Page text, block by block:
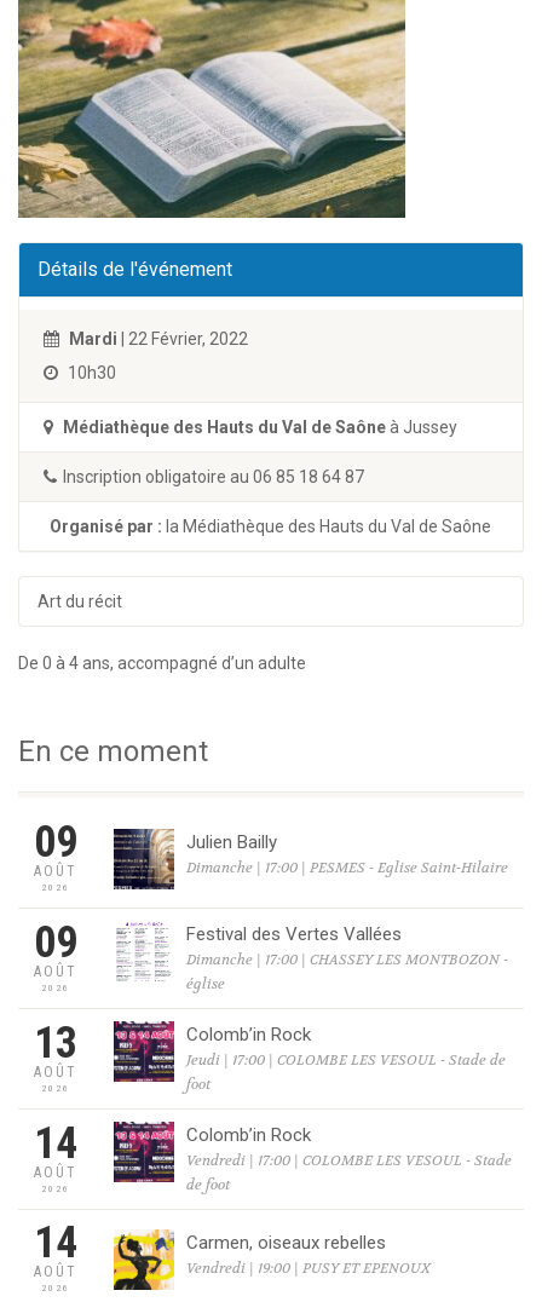
Détails de l'événement
Mardi | 22 Février, 2022
10h30
Médiathèque des Hauts du Val de Saôneà Jussey
Inscription obligatoire au 06 85 18 64 87
Organisé par : la Médiathèque des Hauts du Val de Saône
Art du récit
De 0 à 4 ans, accompagné d’un adulte
En ce moment
09
AOÛT
2026
Julien Bailly
Dimanche | 17:00 | PESMES - Eglise Saint-Hilaire
09
AOÛT
2026
Festival des Vertes Vallées
Dimanche | 17:00 | CHASSEY LES MONTBOZON -
église
13
AOÛT
2026
Colomb’in Rock
Jeudi | 17:00 | COLOMBE LES VESOUL - Stade de
foot
14
AOÛT
2026
Colomb’in Rock
Vendredi | 17:00 | COLOMBE LES VESOUL - Stade
de foot
14
AOÛT
2026
Carmen, oiseaux rebelles
Vendredi | 19:00 | PUSY ET EPENOUX